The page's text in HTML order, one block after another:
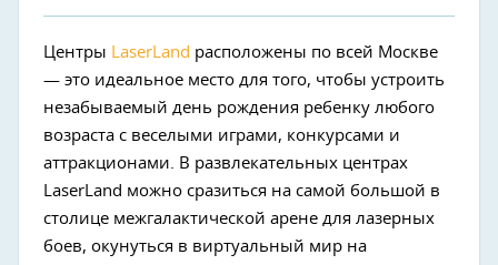
Центры LaserLand расположены по всей Москве
— это идеальное место для того, чтобы устроить
незабываемый день рождения ребенку любого
возраста с веселыми играми, конкурсами и
аттракционами. В развлекательных центрах
LaserLand можно сразиться на самой большой в
столице межгалактической арене для лазерных
боев, окунуться в виртуальный мир на